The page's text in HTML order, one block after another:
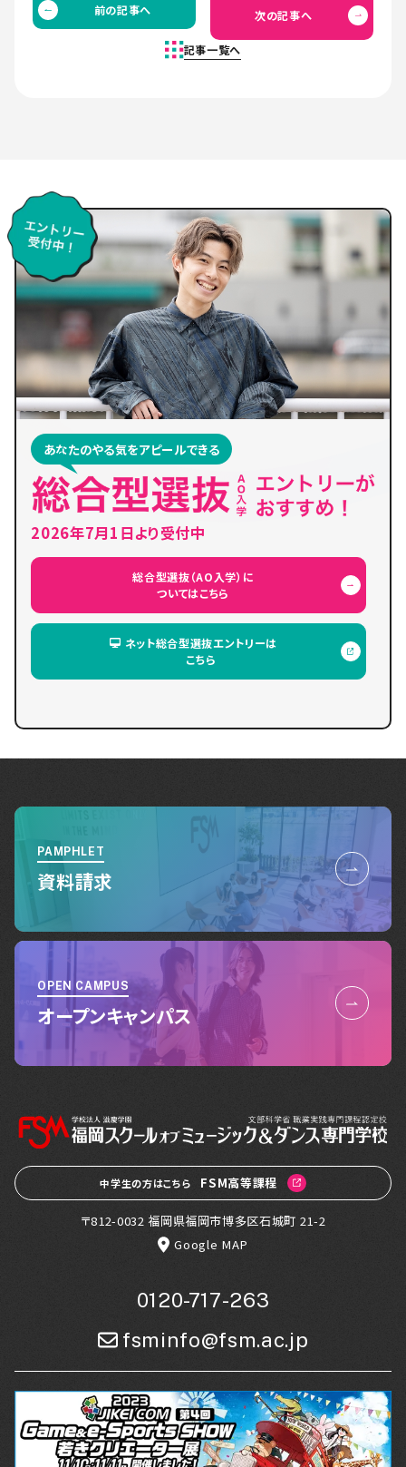
前の記事へ
記事一覧へ
次の記事へ
あなたのやる気をアピールできる
2026年7月1日より受付中
総合型選抜（AO入学）に
ついてはこちら
ネット総合型選抜エントリーは
こちら
PAMPHLET
資料請求
OPEN CAMPUS
オープンキャンパス
中学生の方はこちら FSM高等課程
〒812-0032 福岡県福岡市博多区石城町 21-2
Google MAP
0120-717-263
fsminfo@fsm.ac.jp